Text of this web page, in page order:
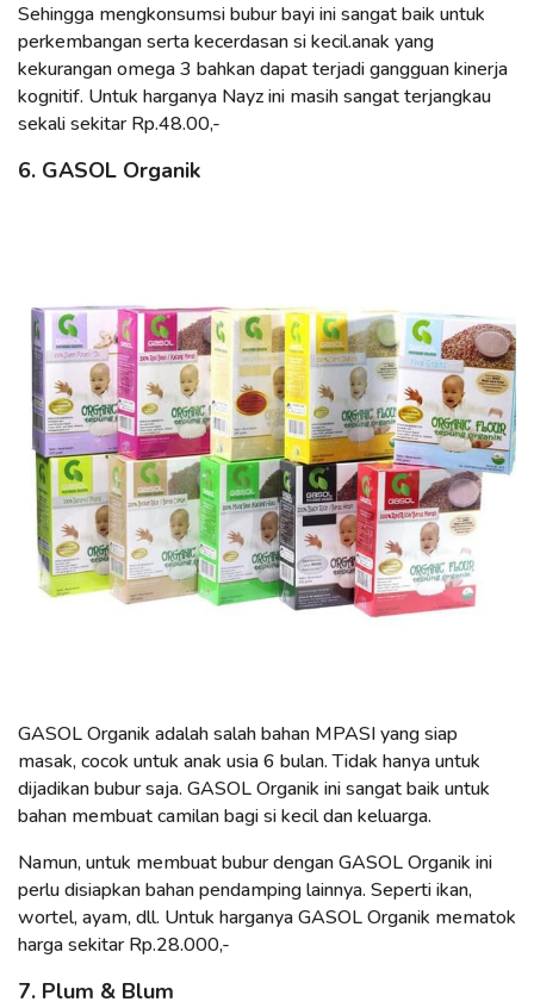
Sehingga mengkonsumsi bubur bayi ini sangat baik untuk
perkembangan serta kecerdasan si kecil.anak yang
kekurangan omega 3 bahkan dapat terjadi gangguan kinerja
kognitif. Untuk harganya Nayz ini masih sangat terjangkau
sekali sekitar Rp.48.00,-
6. GASOL Organik
GASOL Organik adalah salah bahan MPASI yang siap
masak, cocok untuk anak usia 6 bulan. Tidak hanya untuk
dijadikan bubur saja. GASOL Organik ini sangat baik untuk
bahan membuat camilan bagi si kecil dan keluarga.
Namun, untuk membuat bubur dengan GASOL Organik ini
perlu disiapkan bahan pendamping lainnya. Seperti ikan,
wortel, ayam, dll. Untuk harganya GASOL Organik mematok
harga sekitar Rp.28.000,-
7. Plum & Blum